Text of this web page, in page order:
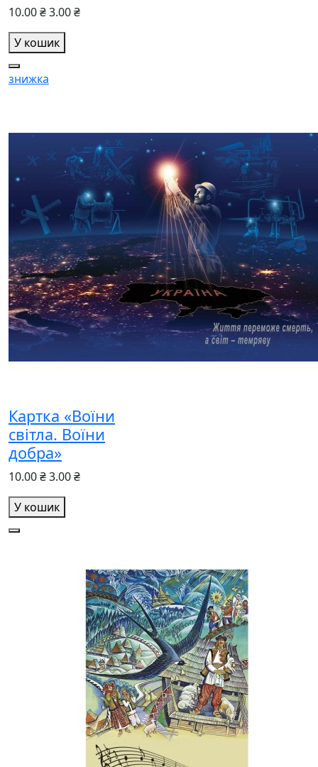
10.00 ₴3.00 ₴
У кошик
знижка
Картка «Воїни
світла. Воїни
добра»
10.00 ₴3.00 ₴
У кошик